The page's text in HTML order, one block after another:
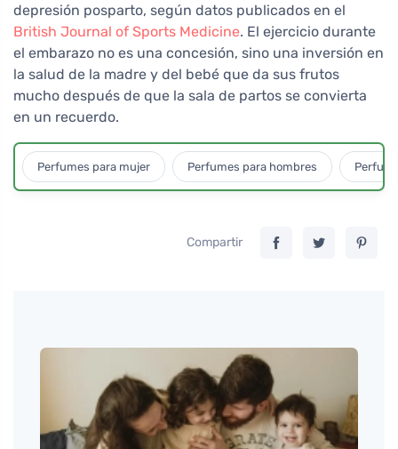
depresión posparto, según datos publicados en el
British Journal of Sports Medicine. El ejercicio durante
el embarazo no es una concesión, sino una inversión en
la salud de la madre y del bebé que da sus frutos
mucho después de que la sala de partos se convierta
en un recuerdo.
Perfumes para mujer Perfumes para hombres
Compartir